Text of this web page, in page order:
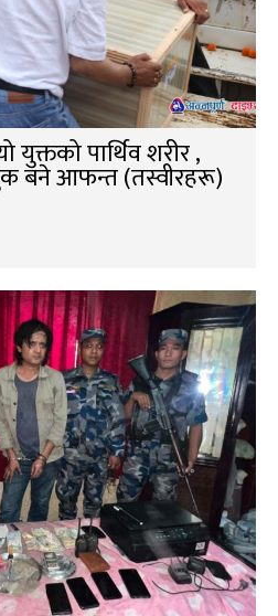
युक्तको पार्थिव शरीर ,
बने आफन्त (तस्वीरहरू)